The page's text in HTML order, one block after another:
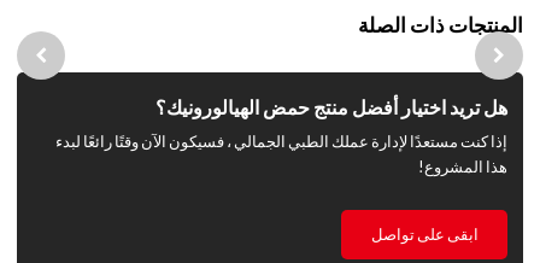
المنتجات ذات الصلة
هل تريد اختيار أفضل منتج حمض الهيالورونيك؟
إذا كنت مستعدًا لإدارة عملك الطبي الجمالي ، فسيكون الآن وقتًا رائعًا لبدء
هذا المشروع!
ابقى على تواصل